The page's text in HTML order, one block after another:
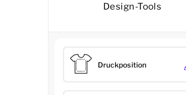
Design-Tools
Druckposition